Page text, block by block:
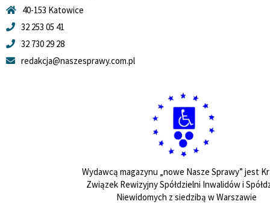
40-153 Katowice
32 253 05 41
32 730 29 28
redakcja@naszesprawy.com.pl
Wydawcą magazynu „nowe Nasze Sprawy” jest
Związek Rewizyjny Spółdzielni Inwalidów i
Niewidomych z siedzibą w Warszawie